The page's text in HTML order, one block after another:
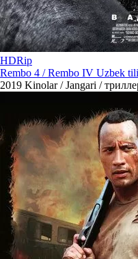
HDRip
Rembo 4 / Rembo IV Uzbek
2019 Kinolar / Jangari /